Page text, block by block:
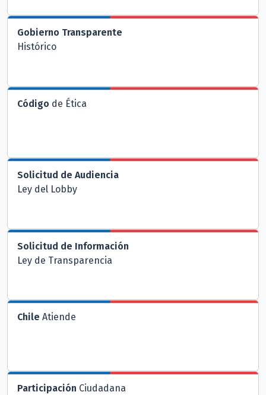
Gobierno Transparente
Histórico
Código de Ética
Solicitud de Audiencia
Ley del Lobby
Solicitud de Información
Ley de Transparencia
Chile Atiende
Participación Ciudadana